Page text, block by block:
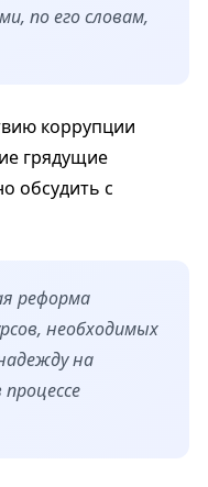
по его словам,
коррупции
грядущие
обсудить с
реформа
необходимых
на